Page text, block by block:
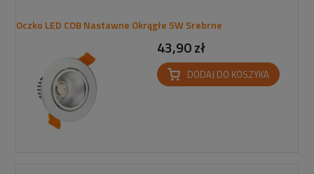
Oczko LED COB Nastawne Okrągłe 5W Srebrne
43,90 zł
DODAJ DO KOSZYKA